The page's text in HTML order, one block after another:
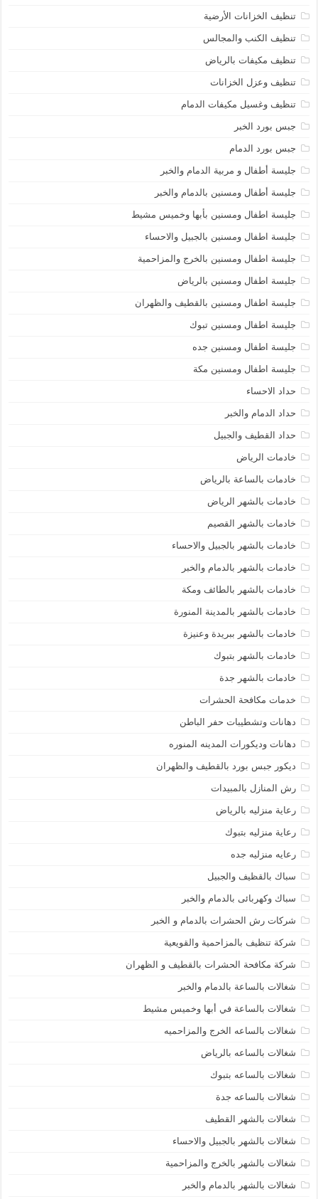
تنظيف الخزانات الأرضية
تنظيف الكنب والمجالس
تنظيف مكيفات بالرياض
تنظيف وعزل الخزانات
تنظيف وغسيل مكيفات الدمام
جبس بورد الخبر
جبس بورد الدمام
جليسة أطفال و مربية الدمام والخبر
جليسة أطفال ومسنين بالدمام والخبر
جليسة اطفال ومسنين بأبها وخميس مشيط
جليسة اطفال ومسنين بالجبيل والاحساء
جليسة اطفال ومسنين بالخرج والمزاحمية
جليسة اطفال ومسنين بالرياض
جليسة اطفال ومسنين بالقطيف والظهران
جليسة اطفال ومسنين تبوك
جليسة اطفال ومسنين جده
جليسة اطفال ومسنين مكة
حداد الاحساء
حداد الدمام والخبر
حداد القطيف والجبيل
خادمات الرياض
خادمات بالساعة بالرياض
خادمات بالشهر الرياض
خادمات بالشهر القصيم
خادمات بالشهر بالجبيل والاحساء
خادمات بالشهر بالدمام والخبر
خادمات بالشهر بالطائف ومكة
خادمات بالشهر بالمدينة المنورة
خادمات بالشهر ببريدة وعنيزة
خادمات بالشهر بتبوك
خادمات بالشهر جدة
خدمات مكافحة الحشرات
دهانات وتشطيبات حفر الباطن
دهانات وديكورات المدينه المنوره
ديكور جبس بورد بالقطيف والظهران
رش المنازل بالمبيدات
رعاية منزليه بالرياض
رعاية منزليه بتبوك
رعايه منزليه جده
سباك بالقظيف والجبيل
سباك وكهربائى بالدمام والخبر
شركات رش الحشرات بالدمام و الخبر
شركة تنظيف بالمزاحمية والقويعية
شركة مكافحة الحشرات بالقطيف و الظهران
شغالات بالساعة بالدمام والخبر
شغالات بالساعة في أبها وخميس مشيط
شغالات بالساعه الخرج والمزاحميه
شغالات بالساعه بالرياض
شغالات بالساعه بتبوك
شغالات بالساعه جدة
شغالات بالشهر القطيف
شغالات بالشهر بالجبيل والاحساء
شغالات بالشهر بالخرج والمزاحمية
شغالات بالشهر بالدمام والخبر